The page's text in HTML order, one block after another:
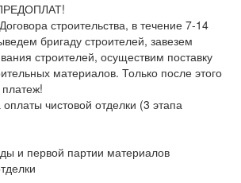
строительства, в течение 7-14
бригаду строителей, завезем
строителей, осуществим поставку
материалов. Только после этого
чистовой отделки (3 этапа
и первой партии материалов